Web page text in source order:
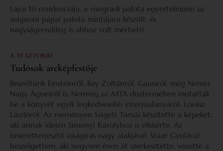
Lajos fő rezidenciája, a visegrádi palota egyértelműen az
avignoni pápai palota mintájára készült, és
nagyságrendileg is ahhoz volt mérhető.
A TE SZTORID
Tudósok arcképfestője
Beszéltünk Einsteinről, Bay Zoltánról, Gaussról, még Nemes
Nagy Ágnesről is. Nemrég az MTA dísztermében mutatták
be a könyvét egyik legkedvesebb interjúalanyáról, Lovász
Lászlóról. Az eseményen Szigeti Tamás készítette a képeket,
aki annak idején Simonyi Károlyhoz is elkísérte. Az
ismeretterjesztő újságírás nagy alakjával, Staar Gyulával
beszélgettem, aki negyven éven át szerkesztette, vezette a